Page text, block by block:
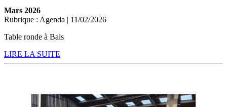
Mars 2026
Rubrique : Agenda | 11/02/2026
Table ronde à Bais
LIRE LA SUITE